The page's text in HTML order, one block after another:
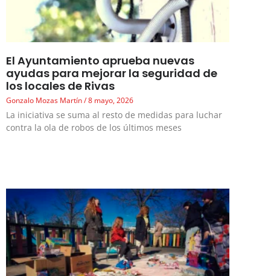
El Ayuntamiento aprueba nuevas
ayudas para mejorar la seguridad de
los locales de Rivas
Gonzalo Mozas Martín 8 mayo, 2026
La iniciativa se suma al resto de medidas para luchar
contra la ola de robos de los últimos meses